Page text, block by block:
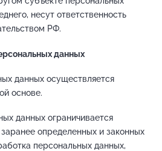
несут ответственность
РФ.
данных
данных осуществляется
основе.
данных ограничивается
определенных и законных
персональных данных,